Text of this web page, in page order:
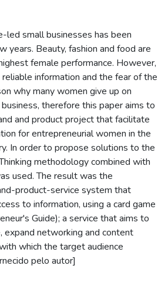
led small businesses has been
years. Beauty, fashion and food are
female performance. However,
information and the fear of the
why many women give up on
therefore this paper aims to
and product project that facilitate
for entrepreneurial women in the
In order to propose solutions to the
methodology combined with
used. The result was the
product-service system that
to information, using a card game
Guide); a service that aims to
expand networking and content
which the target audience
pelo autor]